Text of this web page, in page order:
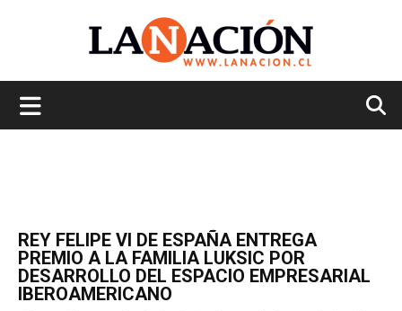
REY FELIPE VI DE ESPAÑA ENTREGA
PREMIO A LA FAMILIA LUKSIC POR
DESARROLLO DEL ESPACIO EMPRESARIAL
IBEROAMERICANO